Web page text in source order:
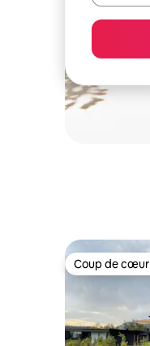
Coup de
Coup de